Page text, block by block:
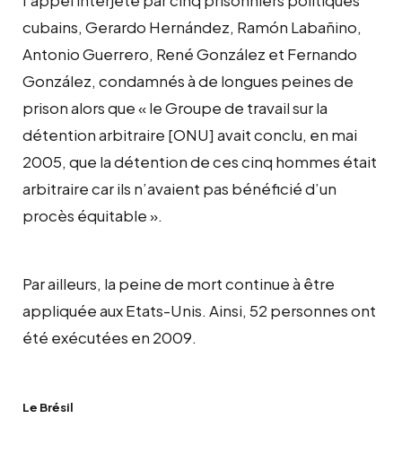
cubains, Gerardo Hernández, Ramón Labañino,
Antonio Guerrero, René González et Fernando
González, condamnés à de longues peines de
prison alors que « le Groupe de travail sur la
détention arbitraire [ONU] avait conclu, en mai
2005, que la détention de ces cinq hommes était
arbitraire car ils n’avaient pas bénéficié d’un
procès équitable ».
Par ailleurs, la peine de mort continue à être
appliquée aux Etats-Unis. Ainsi, 52 personnes ont
été exécutées en 2009.
Le Brésil